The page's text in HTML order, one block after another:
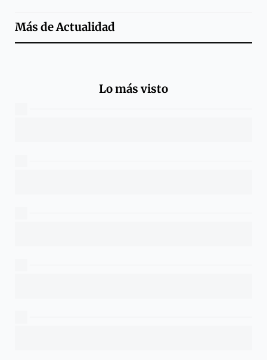
Más deActualidad
Lo más visto